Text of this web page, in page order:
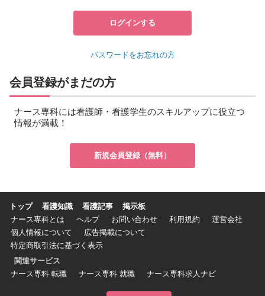
ログインする
パスワードをお忘れの方
会員登録がまだの方
ナース専科には看護師・看護学生のスキルアップに役立つ
情報が満載！
新規会員登録（無料）
トップ 看護知識 看護記事
掲示板
ナース専科とは
ヘルプ お問い合わせ 利用規約
運営会社
個人情報について
広告掲載について
特定商取引法に基づく表示
関連サービス
ナース専科 転職
ナース専科 就職 ナース専科求人ナビ